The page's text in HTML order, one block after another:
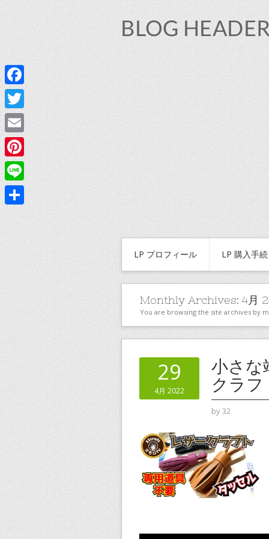
LP プロフィール LP 購入手続
Monthly Archives: 4月
You are browsing the site archives by
29
4月 2022
小さな
クラフ
by32
Facebook
Twitter
Email
Pinterest
Line